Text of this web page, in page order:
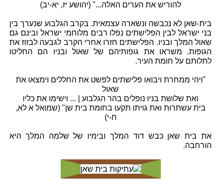
להוריש את הערים האלה..." (יהושע יז, יא-יב)
בית-שאן לא נכבשה ונשארה עצמאית. בקרב הגלבוע שנערך בין
בני ישראל לבין הפלישתים נפלו רבים מלוחמי ישראל ובינם גם
שאול המלך ובניו. הפלישתים חזרו אחרי הקרב לגבעה לבזוז את
הגופות. משראו את גופותיהם של שאול ובניו הם החליטו
לתלותם על חומת העיר.
"ויהי ממחרת ויבואו פלישתים לפשט את החללים וימצאו את
שאול
ואת שלושת בניו נופלים בהר הגלבוע | ... וישימו את כליו
בית עשתרות ואת גויתו תקעו בחומת בית שן" (שמואל א לא,
ח-י)
את בית שאן כבש דוד המלך ובימיו של שלמה המלך היא
הורחבה.